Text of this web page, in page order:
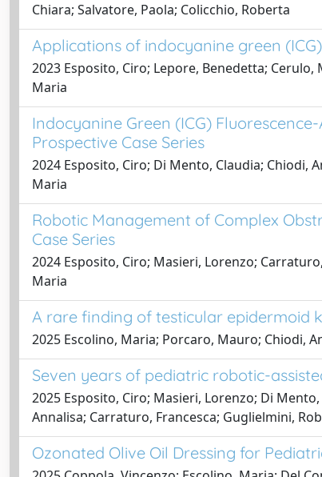
Chiara; Salvatore, Paola; Colicchio, Roberta
Applications of indocyanine green
2023 Esposito, Ciro; Lepore, Benedetta;
Maria
Indocyanine Green (ICG)
Prospective Case Series
2024 Esposito, Ciro; Di Mento, Claudia; Chiodi,
Maria
Robotic Management of Complex
Case Series
2024 Esposito, Ciro; Masieri, Lorenzo;
Maria
A rare finding of testicular epidermoid
2025 Escolino, Maria; Porcaro, Mauro; Chiodi,
Seven years of pediatric robotic-
2025 Esposito, Ciro; Masieri, Lorenzo; Di
Annalisa; Carraturo, Francesca; Guglielmini,
Ozonated Olive Oil Dressing for